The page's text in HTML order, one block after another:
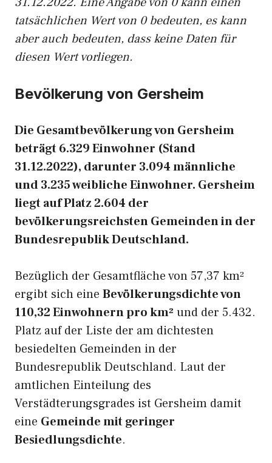
tatsächlichen Wert von 0 bedeuten, es kann
aber auch bedeuten, dass keine Daten für
diesen Wert vorliegen.
Bevölkerung von Gersheim
Die Gesamtbevölkerung von Gersheim
beträgt 6.329 Einwohner (Stand
31.12.2022), darunter 3.094 männliche
und 3.235 weibliche Einwohner. Gersheim
liegt auf Platz 2.604 der
bevölkerungsreichsten Gemeinden in der
Bundesrepublik Deutschland.
Bezüglich der Gesamtfläche von 57,37 km²
ergibt sich eine Bevölkerungsdichte von
110,32 Einwohnern pro km² und der 5.432.
Platz auf der Liste der am dichtesten
besiedelten Gemeinden in der
Bundesrepublik Deutschland. Laut der
amtlichen Einteilung des
Verstädterungsgrades ist Gersheim damit
eine Gemeinde mit geringer
Besiedlungsdichte.